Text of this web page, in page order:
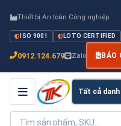
Thiết bị An toàn Công nghiệp
ISO 9001 LOTO CERTIFIED
0912.124.679 Zalo BÁO